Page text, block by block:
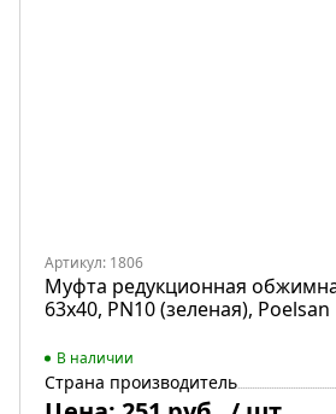
Артикул: 1806
Муфта редукционная
63х40, PN10 (зеленая), Poelsan
В наличии
Страна производитель